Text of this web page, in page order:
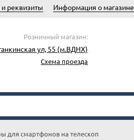
реквизиты Информация о магазине
Розничный магазин:
ул, 55 (м.ВДНХ)
Схема проезда
для смартфонов на телескоп